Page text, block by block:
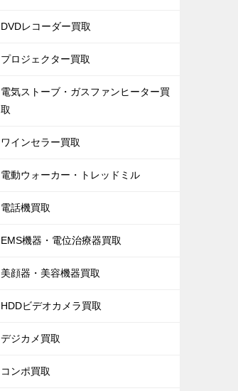
DVDレコーダー買取
プロジェクター買取
電気ストーブ・ガスファンヒーター買
取
ワインセラー買取
電動ウォーカー・トレッドミル
電話機買取
EMS機器・電位治療器買取
美顔器・美容機器買取
HDDビデオカメラ買取
デジカメ買取
コンポ買取